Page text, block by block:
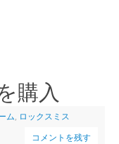
購入
ム, ロックスミス
コメントを残す